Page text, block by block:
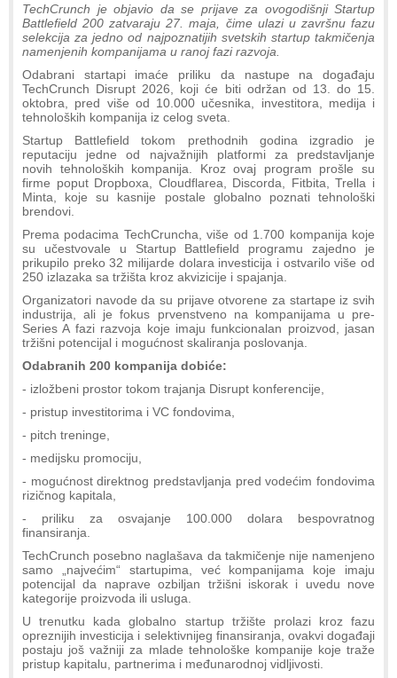
TechCrunch je objavio da se prijave za ovogodišnji Startup
Battlefield 200 zatvaraju 27. maja, čime ulazi u završnu fazu
selekcija za jedno od najpoznatijih svetskih startup takmičenja
namenjenih kompanijama u ranoj fazi razvoja.
Odabrani startapi imaće priliku da nastupe na događaju
TechCrunch Disrupt 2026, koji će biti održan od 13. do 15.
oktobra, pred više od 10.000 učesnika, investitora, medija i
tehnoloških kompanija iz celog sveta.
Startup Battlefield tokom prethodnih godina izgradio je
reputaciju jedne od najvažnijih platformi za predstavljanje
novih tehnoloških kompanija. Kroz ovaj program prošle su
firme poput Dropboxa, Cloudflarea, Discorda, Fitbita, Trella i
Minta, koje su kasnije postale globalno poznati tehnološki
brendovi.
Prema podacima TechCruncha, više od 1.700 kompanija koje
su učestvovale u Startup Battlefield programu zajedno je
prikupilo preko 32 milijarde dolara investicija i ostvarilo više od
250 izlazaka sa tržišta kroz akvizicije i spajanja.
Organizatori navode da su prijave otvorene za startape iz svih
industrija, ali je fokus prvenstveno na kompanijama u pre-
Series A fazi razvoja koje imaju funkcionalan proizvod, jasan
tržišni potencijal i mogućnost skaliranja poslovanja.
Odabranih 200 kompanija dobiće:
- izložbeni prostor tokom trajanja Disrupt konferencije,
- pristup investitorima i VC fondovima,
- pitch treninge,
- medijsku promociju,
- mogućnost direktnog predstavljanja pred vodećim fondovima
rizičnog kapitala,
- priliku za osvajanje 100.000 dolara bespovratnog
finansiranja.
TechCrunch posebno naglašava da takmičenje nije namenjeno
samo „najvećim“ startupima, već kompanijama koje imaju
potencijal da naprave ozbiljan tržišni iskorak i uvedu nove
kategorije proizvoda ili usluga.
U trenutku kada globalno startup tržište prolazi kroz fazu
opreznijih investicija i selektivnijeg finansiranja, ovakvi događaji
postaju još važniji za mlade tehnološke kompanije koje traže
pristup kapitalu, partnerima i međunarodnoj vidljivosti.